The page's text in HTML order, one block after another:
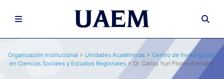
Organización Institucional > Unidades Académicas> Centro de Investigación
en Ciencias Sociales y Estudios Regionales > Dr. Carlos Yuri Flores Arenales